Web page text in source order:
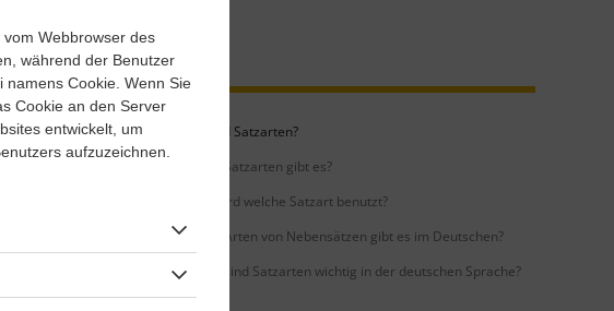
Was sind Satzarten?
Welche Satzarten gibt es?
Wann wird welche Satzart benutzt?
Welche Arten von Nebensätzen gibt es im Deutschen?
Warum sind Satzarten wichtig in der deutschen Sprache?
wird
Webbrowser des
während der Benutzer
Cookie. Wenn Sie
Cookie an den Server
entwickelt, um
aufzuzeichnen.